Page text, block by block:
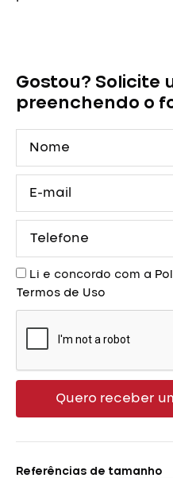
Verde
com
quantidade
Gostou? Solicite
preenchendo o
mail
AceiteLi e concordo com a
Termos de Uso
Quero receber
Referências de tamanho